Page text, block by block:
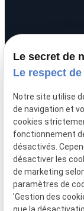
Le secret de
Le respect
Notre site utilise
de navigation et
cookies
fonctionnement
désactivés.
désactiver les
de marketing
paramètres de
'Gestion des